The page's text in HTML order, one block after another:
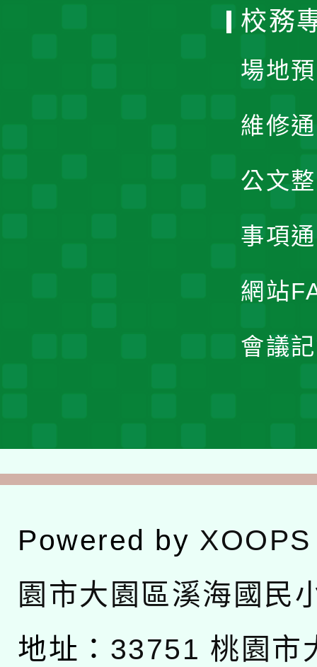
校務
場地
維修
公文
事項
網站
會議
Powered by XOOPS
園市大園區溪海國民
地址： 33751 桃園市